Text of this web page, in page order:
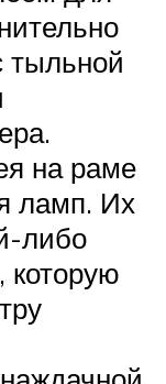
тыльной
на раме
ламп. Их
либо
которую